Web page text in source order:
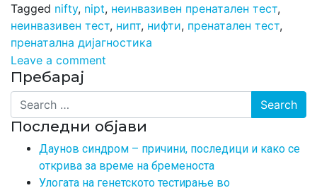
Tagged nifty, nipt, неинвазивен пренатален тест,
неинвазивен тест, нипт, нифти, пренатален тест,
пренатална дијагностика
Leave a comment
Пребарај
Search
Последни објави
Даунов синдром – причини, последици и како се
открива за време на бременоста
Улогата на генетското тестирање во